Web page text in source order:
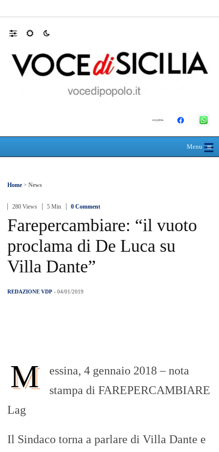
Menu≡
☰
Home > News
280 Views 5 Min 0 Comment
Farepercambiare: “il vuoto
proclama di De Luca su
Villa Dante”
REDAZIONE VDP - 04/01/2019
M
essina, 4 gennaio 2018 – nota
stampa di FAREPERCAMBIARE
Lag
Il Sindaco torna a parlare di Villa Dante e